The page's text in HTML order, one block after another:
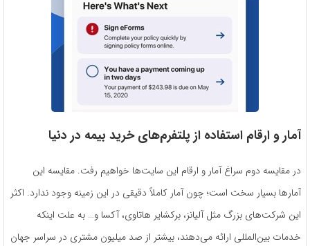
آمار و ارقام استفاده از پلتفرم‌های خرید بیمه در دنیا
در مقایسه دوم سراغ آمار و ارقام این سایت‌ها خواهیم رفت. مقایسه این
آمارها بسیار سخت است؛ چون آمار کاملاً دقیقی در این زمینه وجود ندارد. اکثر
این شرکت‌های بزرگ مثل آلیانز، برکشایر هاتاوی، آکسا و… به علت اینکه
خدمات بین‌المللی ارائه می‌دهند، بیشتر از صد میلیون مشتری در سراسر جهان